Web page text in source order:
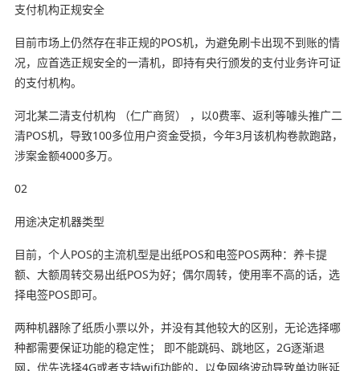
支付机构正规安全
目前市场上仍然存在非正规的POS机，为避免刷卡出现不到账的情
况，应首选正规安全的一清机，即持有央行颁发的支付业务许可证
的支付机构。
河北某二清支付机构 （仁广商贸） ，以0费率、返利等噱头推广二
清POS机，导致100多位用户资金受损，今年3月该机构卷款跑路，
涉案金额4000多万。
02
用途决定机器类型
目前，个人POS的主流机型是出纸POS和电签POS两种：养卡提
额、大额周转交易出纸POS为好；偶尔周转，使用率不高的话，选
择电签POS即可。
两种机器除了纸质小票以外，并没有其他较大的区别，无论选择哪
种都需要保证功能的稳定性； 即不能跳码、跳地区，2G逐渐退
网，优先选择4G或者支持wifi功能的，以免网络波动导致单边账延